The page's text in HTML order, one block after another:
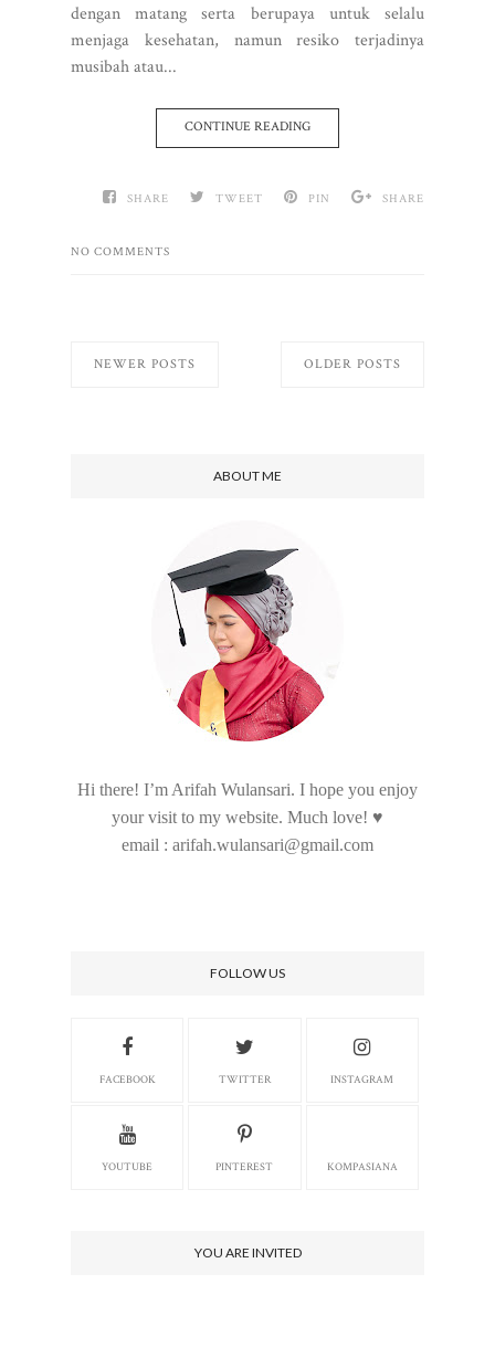
dengan matang serta berupaya untuk selalu
menjaga kesehatan, namun resiko terjadinya
musibah atau...
CONTINUE READING
SHARE TWEET PIN SHARE
NO COMMENTS
NEWER POSTS OLDER POSTS
ABOUT ME
Hi there! I’m Arifah Wulansari. I hope you enjoy
your visit to my website. Much love! ♥
email : arifah.wulansari@gmail.com
FOLLOW US
FACEBOOK TWITTER INSTAGRAM
YOUTUBE PINTEREST KOMPASIANA
YOU ARE INVITED